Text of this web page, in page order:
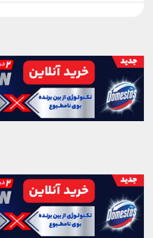
بلک‌پینک که تاریخ مد کی‌پاپ را